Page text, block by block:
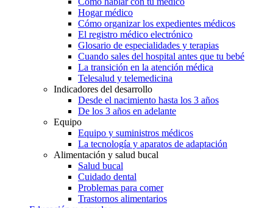
Hogar médico
Cómo organizar los expedientes médicos
El registro médico electrónico
Glosario de especialidades y terapias
Cuando sales del hospital antes que tu bebé
La transición en la atención médica
Telesalud y telemedicina
Indicadores del desarrollo
Desde el nacimiento hasta los 3 años
De los 3 años en adelante
Equipo
Equipo y suministros médicos
La tecnología y aparatos de adaptación
Alimentación y salud bucal
Salud bucal
Cuidado dental
Problemas para comer
Trastornos alimentarios